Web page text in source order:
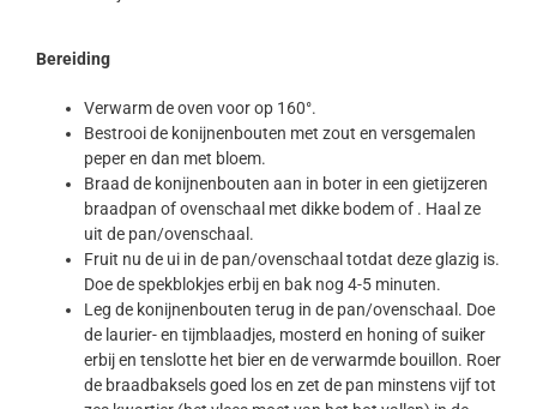
Bereiding
Verwarm de oven voor op 160°.
Bestrooi de konijnenbouten met zout en versgemalen
peper en dan met bloem.
Braad de konijnenbouten aan in boter in een gietijzeren
braadpan of ovenschaal met dikke bodem of . Haal ze
uit de pan/ovenschaal.
Fruit nu de ui in de pan/ovenschaal totdat deze glazig is.
Doe de spekblokjes erbij en bak nog 4-5 minuten.
Leg de konijnenbouten terug in de pan/ovenschaal. Doe
de laurier- en tijmblaadjes, mosterd en honing of suiker
erbij en tenslotte het bier en de verwarmde bouillon. Roer
de braadbaksels goed los en zet de pan minstens vijf tot